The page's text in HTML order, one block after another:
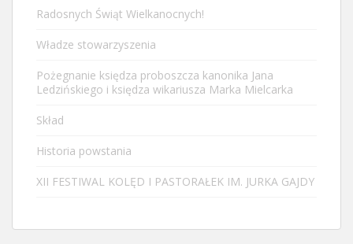
Radosnych Świąt Wielkanocnych!
Władze stowarzyszenia
Pożegnanie księdza proboszcza kanonika Jana
Ledzińskiego i księdza wikariusza Marka Mielcarka
Skład
Historia powstania
XII FESTIWAL KOLĘD I PASTORAŁEK IM. JURKA GAJDY